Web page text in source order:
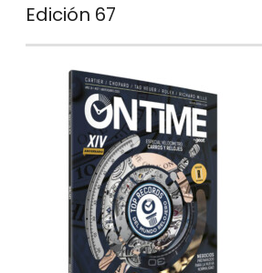
Edición 67